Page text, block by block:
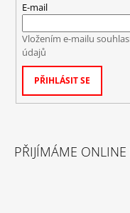
E-mail
Vložením e-mailu
údajů
PŘIHLÁSIT SE
PŘIJÍMÁME ONLINE